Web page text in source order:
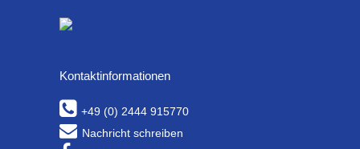
Kontaktinformationen
+49 (0) 2444 915770
Nachricht schreiben